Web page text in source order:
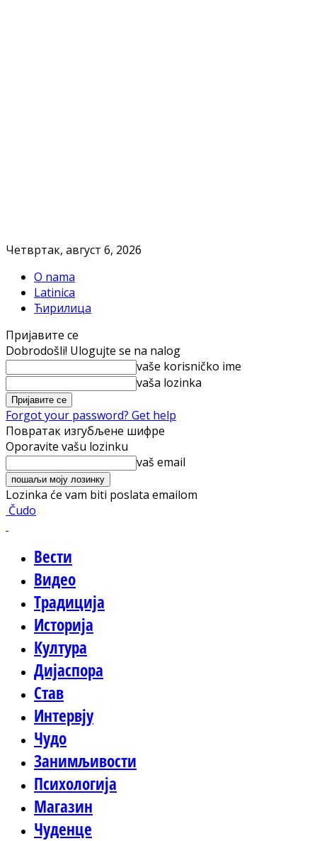
Четвртак, август 6, 2026
O nama
Latinica
Ћирилица
Пријавите се
Dobrodošli! Ulogujte se na nalog
vaše korisničko ime
vaša lozinka
Forgot your password? Get help
Повратак изгубљене шифре
Oporavite vašu lozinku
vaš email
Lozinka će vam biti poslata emailom
Čudo
Вести
Видео
Традиција
Историја
Култура
Дијаспора
Став
Интервју
Чудо
Занимљивости
Психологија
Магазин
Чуденце